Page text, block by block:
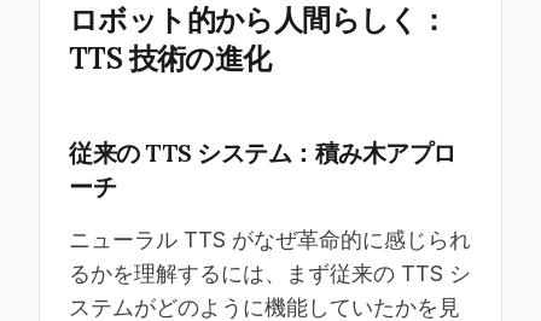
ロボット的から人間らしく：
TTS 技術の進化
従来の TTS システム：積み木アプロ
ーチ
ニューラル TTS がなぜ革命的に感じられ
るかを理解するには、まず従来の TTS シ
ステムがどのように機能していたかを見